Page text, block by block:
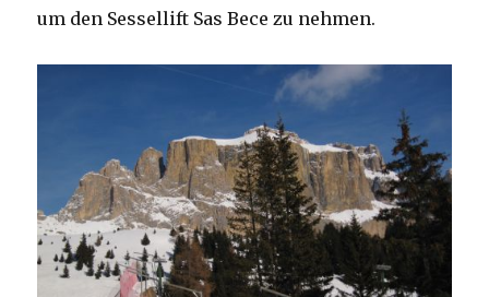
um den Sessellift Sas Bece zu nehmen.